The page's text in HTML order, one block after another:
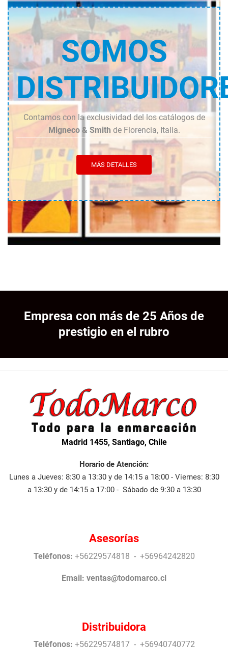
SOMOS
Contamos con la exclusividad del los catálogos de
Migneco & Smith de Florencia, Italia.
MÁS DETALLES
Empresa con más de 25 Años de
prestigio en el rubro
Madrid 1455, Santiago, Chile
Horario de Atención:
Lunes a Jueves: 8:30 a 13:30 y de 14:15 a 18:00 - Viernes: 8:30
a 13:30 y de 14:15 a 17:00 - Sábado de 9:30 a 13:30
Asesorías
Teléfonos: +56229574818 - +56964242820
Email: ventas@todomarco.cl
Distribuidora
Teléfonos: +56229574817 - +56940740772